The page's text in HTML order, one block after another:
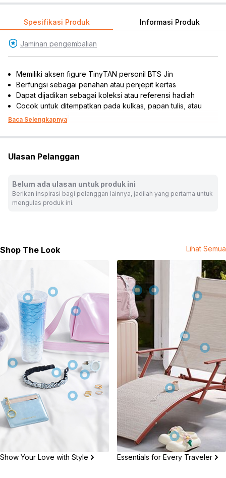
Spesifikasi Produk Informasi Produk
Jaminan pengembalian
Memiliki aksen figure TinyTAN personil BTS Jin
Berfungsi sebagai penahan atau penjepit kertas
Dapat dijadikan sebagai koleksi atau referensi hadiah
Cocok untuk ditempatkan pada kulkas, papan tulis, atau
permukaan besi
Material: polyester
Berat: 0.06 kg
SKU: 10461468
Nama Komoditas:
Baca Selengkapnya
Ulasan Pelanggan
Belum ada ulasan untuk produk ini
Berikan inspirasi bagi pelanggan lainnya, jadilah yang pertama untuk
mengulas produk ini.
Shop The Look Lihat Semua
Show Your Love with Style Essentials for Every Traveler